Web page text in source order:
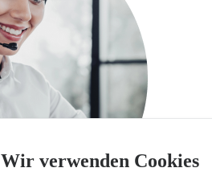
Wir verwenden Cookies